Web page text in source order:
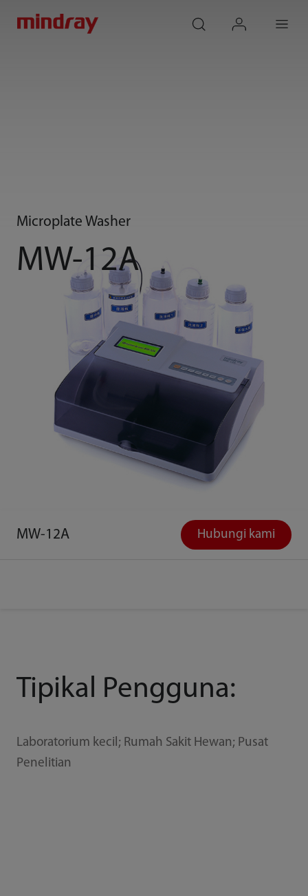
Microplate Washer
MW-12A
MW-12A Hubungi kami
Tipikal Pengguna:
Laboratorium kecil; Rumah Sakit Hewan; Pusat
Penelitian